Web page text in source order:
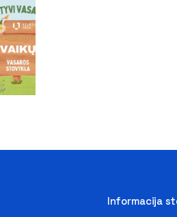
Informacija